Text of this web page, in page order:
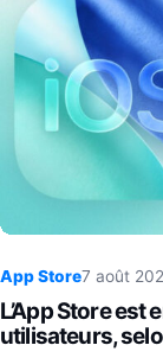
App Store7 août
L’App Store est
utilisateurs,